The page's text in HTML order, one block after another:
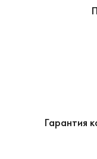
Гарантия